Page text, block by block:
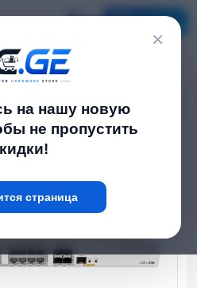
×
на нашу новую
не пропустить
страница
L3, 24P af/at, 4S+, MikroTik